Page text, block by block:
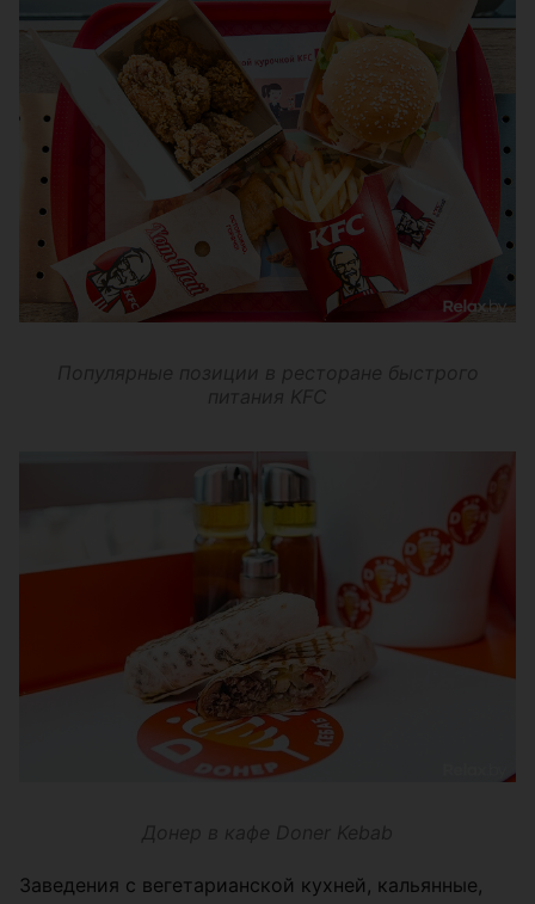
Популярные позиции в ресторане быстрого
питания KFC
Донер в кафе Doner Kebab
Заведения с вегетарианской кухней, кальянные,